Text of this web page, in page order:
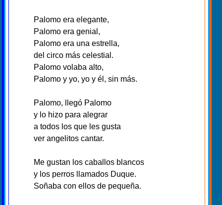
Palomo era elegante,
Palomo era genial,
Palomo era una estrella,
del circo más celestial.
Palomo volaba alto,
Palomo y yo, yo y él, sin más.
Palomo, llegó Palomo
y lo hizo para alegrar
a todos los que les gusta
ver angelitos cantar.
Me gustan los caballos blancos
y los perros llamados Duque.
Soñaba con ellos de pequeña.